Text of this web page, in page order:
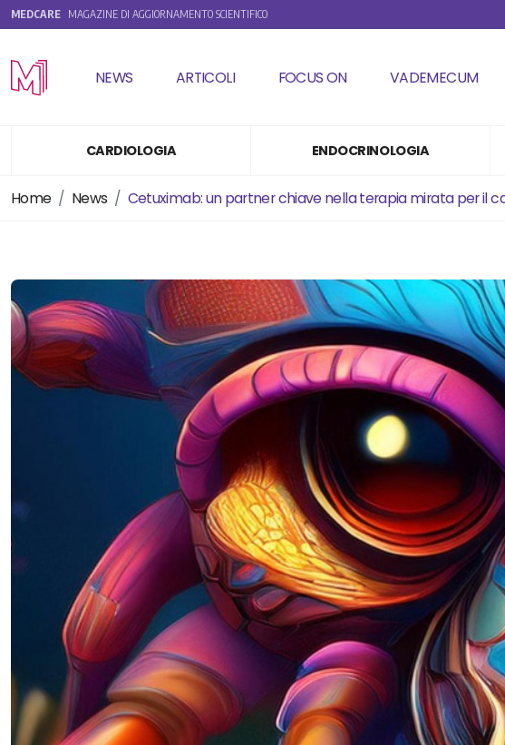
MEDCARE MAGAZINE DI AGGIORNAMENTO SCIENTIFICO
NEWS ARTICOLI FOCUS ON VADEMECUM
CARDIOLOGIA ENDOCRINOLOGIA
Home News Cetuximab: un partner chiave nella terapia mirata per il